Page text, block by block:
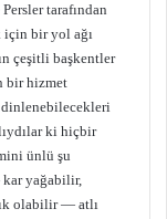
tarafından
için bir yol ağı
çeşitli başkentler
bir hizmet
ki hiçbir
ünlü şu
kar yağabilir,
olabilir — atlı